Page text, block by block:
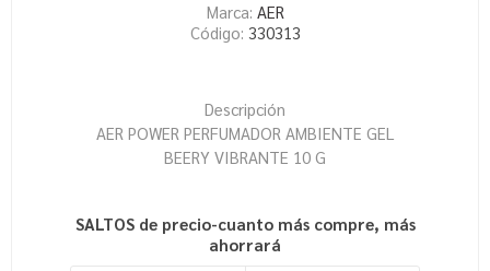
Marca: AER
Código: 330313
Descripción
AER POWER PERFUMADOR AMBIENTE GEL
BEERY VIBRANTE 10 G
SALTOS de precio-cuanto más compre, más
ahorrará